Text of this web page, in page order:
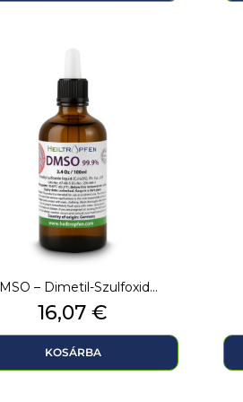
– Dimetil-Szulfoxid...
Ár
16,07 €
KOSÁRBA